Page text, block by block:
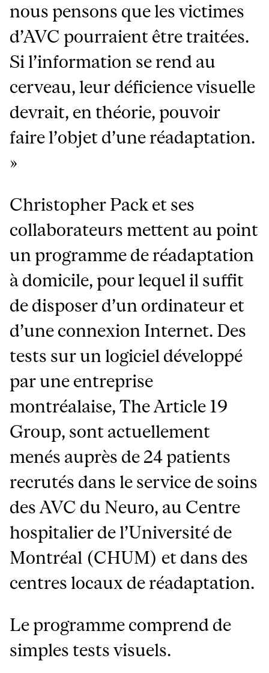
nous pensons que les victimes
d’AVC pourraient être traitées.
Si l’information se rend au
cerveau, leur déficience visuelle
devrait, en théorie, pouvoir
faire l’objet d’une réadaptation.
»
Christopher Pack et ses
collaborateurs mettent au point
un programme de réadaptation
à domicile, pour lequel il suffit
de disposer d’un ordinateur et
d’une connexion Internet. Des
tests sur un logiciel développé
par une entreprise
montréalaise, The Article 19
Group, sont actuellement
menés auprès de 24 patients
recrutés dans le service de soins
des AVC du Neuro, au Centre
hospitalier de l’Université de
Montréal (CHUM) et dans des
centres locaux de réadaptation.
Le programme comprend de
simples tests visuels.